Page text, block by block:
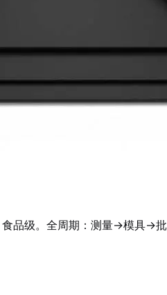
品级。全周期：测量→模具